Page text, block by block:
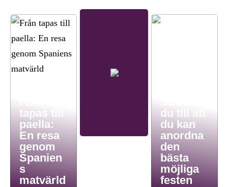
tapas till
paella:
En resa
genom
Spanien
s
matvärld
du till att
du kan
anordna
den
bästa
möjliga
festen